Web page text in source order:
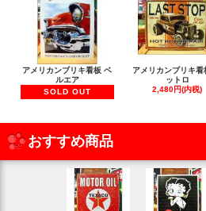
アメリカンブリキ看板 ベ
ルエア
SOLD OUT
アメリカンブリキ看
ットロ
2,480円(内税)
おすすめ商品